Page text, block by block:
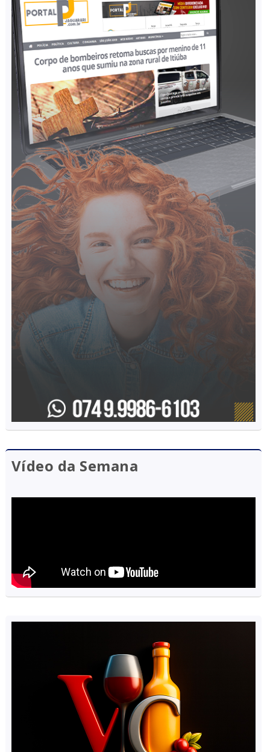
Vídeo da Semana